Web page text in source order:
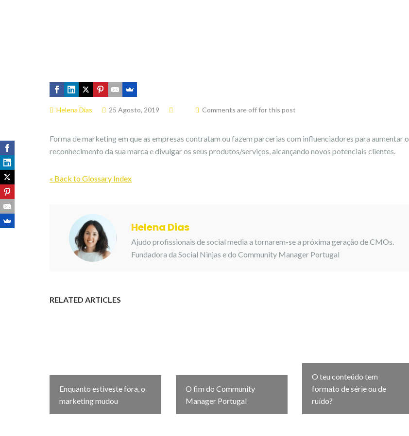
Helena Dias 25 Agosto, 2019 Comments are off for this post
Forma de marketing em que as empresas contratam ou fazem parcerias com influenciadores para aumentar o
reconhecimento da sua marca e divulgar os seus produtos/serviços, alcançando novos potenciais clientes.
« Back to Glossary Index
Helena Dias
Ajudo profissionais de social media a tornarem-se a próxima geração de CMOs.
Fundadora da Social Ninjas e do Community Manager Portugal
RELATED ARTICLES
Enquanto estiveste fora, o
marketing mudou
O fim do Community
Manager Portugal
O teu conteúdo tem
formato de série ou de
ruído?